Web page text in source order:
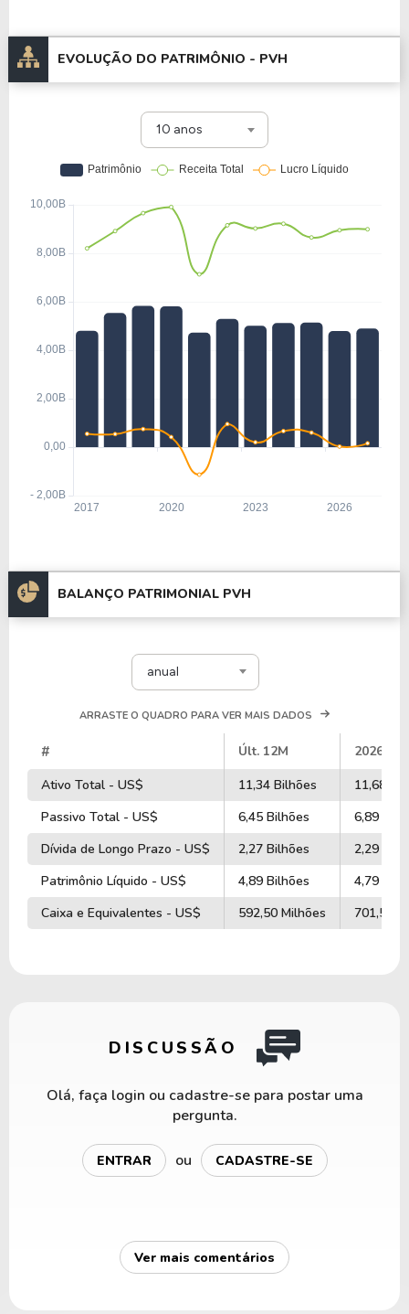
EVOLUÇÃO DO PATRIMÔNIO - PVH
10 anos
BALANÇO PATRIMONIAL PVH
anual
ARRASTE O QUADRO PARA VER MAIS DADOS
# Últ. 12M
2026
Ativo Total - US$
11,34 Bilhões
11,68
Passivo Total - US$
6,45 Bilhões
6,89
Dívida de Longo Prazo - US$
2,27 Bilhões
2,29
Patrimônio Líquido - US$
4,89 Bilhões
4,79
Caixa e Equivalentes - US$
592,50 Milhões 701,50
DISCUSSÃO
Olá, faça login ou cadastre-se para postar uma
pergunta.
ENTRAR ou CADASTRE-SE
Ver mais comentários